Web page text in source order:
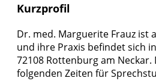
Kurzprofil
Dr. med. Marguerite Frauz ist
und ihre Praxis befindet sich
72108 Rottenburg am Neckar.
folgenden Zeiten für